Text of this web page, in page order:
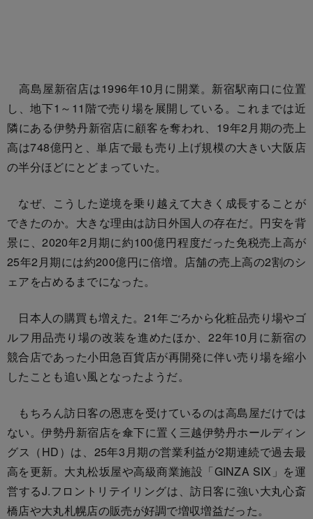
高島屋新宿店は1996年10月に開業。新宿駅南口に位置
し、地下1～11階で売り場を展開している。これまでは近
隣にある伊勢丹新宿店に顧客を奪われ、19年2月期の売上
高は748億円と、単店で最も売り上げ規模の大きい大阪店
の半分ほどにとどまっていた。
なぜ、こうした逆境を乗り越えて大きく成長することが
できたのか。大きな理由は訪日外国人の存在だ。円安を背
景に、2020年2月期に約100億円程度だった免税売上高が
25年2月期には約200億円に倍増。店舗の売上高の2割のシ
ェアを占めるまでになった。
日本人の購買も増えた。21年ごろから化粧品売り場やゴ
ルフ用品売り場の改装を進めたほか、22年10月に新宿の
競合店であった小田急百貨店が再開発に伴い売り場を縮小
したことも追い風となったようだ。
もちろん訪日客の恩恵を受けているのは高島屋だけでは
ない。伊勢丹新宿店を傘下に置く三越伊勢丹ホールディン
グス（HD）は、25年3月期の営業利益が2期連続で過去最
高を更新。大丸松坂屋や高級商業施設「GINZA SIX」を運
営するJ.フロントリテイリングは、訪日客に強い大丸心斎
橋店や大丸札幌店の販売が好調で増収増益だった。